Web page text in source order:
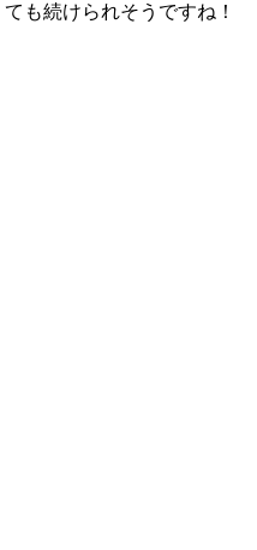
も続けられそうですね！